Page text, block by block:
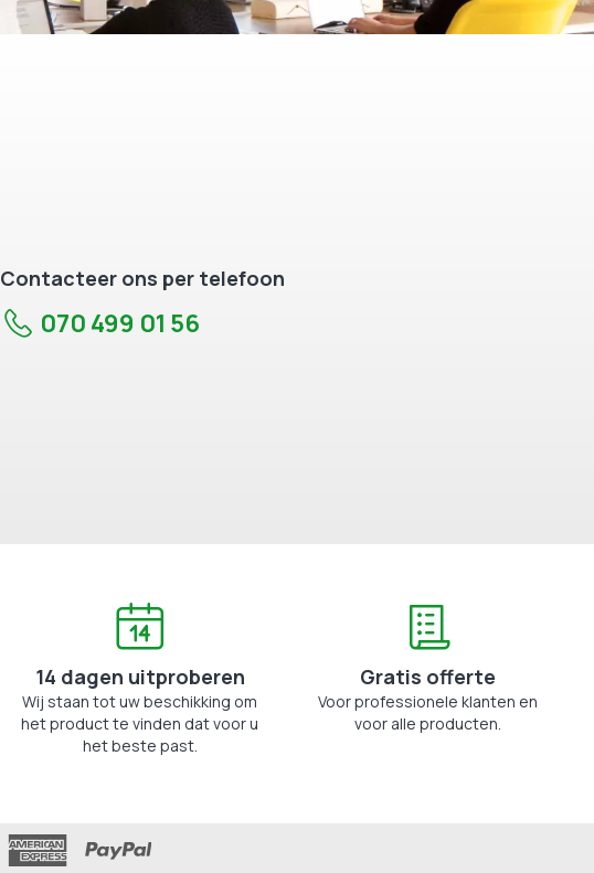
Contacteer ons per telefoon
070 499 01 56
14 dagen uitproberen
Wij staan tot uw beschikking om
het product te vinden dat voor u
het beste past.
Gratis offerte
Voor professionele klanten en
voor alle producten.